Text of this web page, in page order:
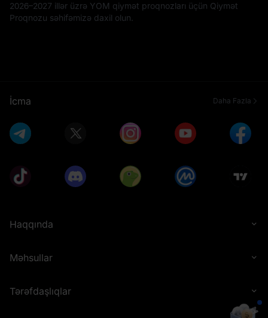
2026–2027 illər üzrə YOM qiymət proqnozları üçün Qiymət
Proqnozu səhifəmizə daxil olun.
İcma Daha Fazla
Haqqında
Məhsullar
Tərəfdaşlıqlar